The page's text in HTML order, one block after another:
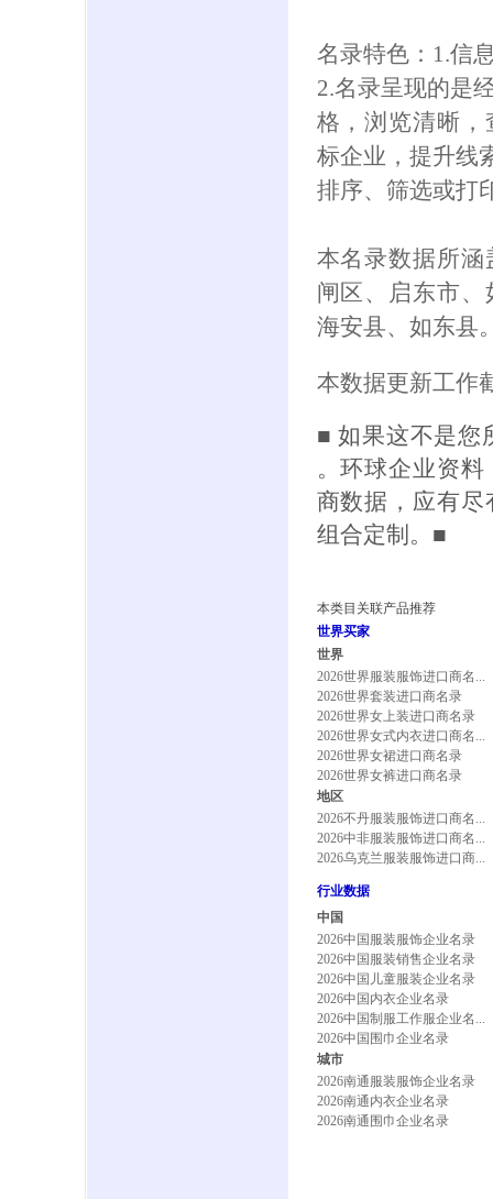
名录特色：1.信
2.名录呈现的是
格，浏览清晰
标企业，提升线
排序、筛选或打
本名录数据所
闸区、启东市
海安县、如东县
本数据更新工作
■ 如果这不是您
。环球企业资
商数据，应有
组合定制。■
本类目关联产品推荐
世界买家
世界
2026世界服装服饰进口商名...
2026世界套装进口商名录
2026世界女上装进口商名录
2026世界女式内衣进口商名...
2026世界女裙进口商名录
2026世界女裤进口商名录
地区
2026不丹服装服饰进口商名...
2026中非服装服饰进口商名...
2026乌克兰服装服饰进口商...
行业数据
中国
2026中国服装服饰企业名录
2026中国服装销售企业名录
2026中国儿童服装企业名录
2026中国内衣企业名录
2026中国制服工作服企业名...
2026中国围巾企业名录
城市
2026南通服装服饰企业名录
2026南通内衣企业名录
2026南通围巾企业名录